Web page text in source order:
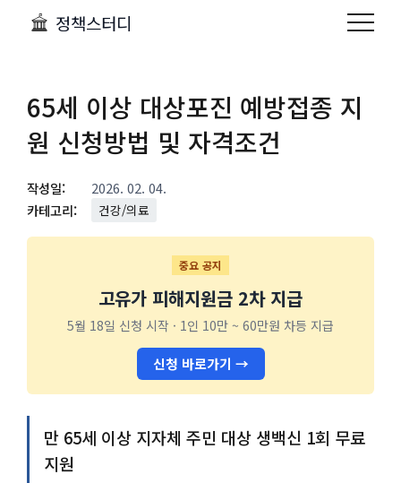
정책스터디
65세 이상 대상포진 예방접종 지
원 신청방법 및 자격조건
작성일:
2026. 02. 04.
카테고리:
건강/의료
중요 공지
고유가 피해지원금 2차 지급
5월 18일 신청 시작 · 1인 10만 ~ 60만원 차등 지급
신청 바로가기 →
만 65세 이상 지자체 주민 대상 생백신 1회 무료
지원